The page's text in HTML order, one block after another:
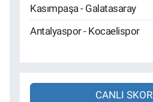
Kasımpaşa - Galatasaray
Antalyaspor - Kocaelispor
CANLI SKOR